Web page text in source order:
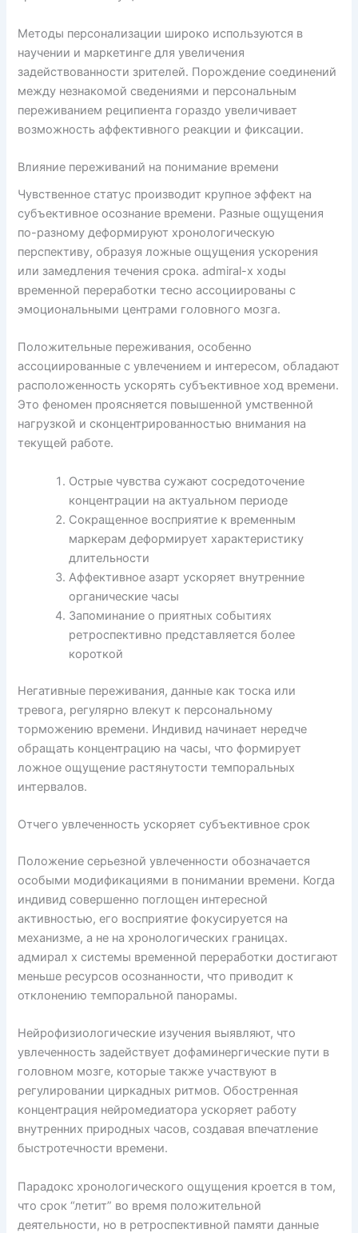
Методы персонализации широко используются в
научении и маркетинге для увеличения
задействованности зрителей. Порождение соединений
между незнакомой сведениями и персональным
переживанием реципиента гораздо увеличивает
возможность аффективного реакции и фиксации.
Влияние переживаний на понимание времени
Чувственное статус производит крупное эффект на
субъективное осознание времени. Разные ощущения
по-разному деформируют хронологическую
перспективу, образуя ложные ощущения ускорения
или замедления течения срока. admiral-x ходы
временной переработки тесно ассоциированы с
эмоциональными центрами головного мозга.
Положительные переживания, особенно
ассоциированные с увлечением и интересом, обладают
расположенность ускорять субъективное ход времени.
Это феномен проясняется повышенной умственной
нагрузкой и сконцентрированностью внимания на
текущей работе.
Острые чувства сужают сосредоточение
концентрации на актуальном периоде
Сокращенное восприятие к временным
маркерам деформирует характеристику
длительности
Аффективное азарт ускоряет внутренние
органические часы
Запоминание о приятных событиях
ретроспективно представляется более
короткой
Негативные переживания, данные как тоска или
тревога, регулярно влекут к персональному
торможению времени. Индивид начинает нередче
обращать концентрацию на часы, что формирует
ложное ощущение растянутости темпоральных
интервалов.
Отчего увлеченность ускоряет субъективное срок
Положение серьезной увлеченности обозначается
особыми модификациями в понимании времени. Когда
индивид совершенно поглощен интересной
активностью, его восприятие фокусируется на
механизме, а не на хронологических границах.
адмирал х системы временной переработки достигают
меньше ресурсов осознанности, что приводит к
отклонению темпоральной панорамы.
Нейрофизиологические изучения выявляют, что
увлеченность задействует дофаминергические пути в
головном мозге, которые также участвуют в
регулировании циркадных ритмов. Обостренная
концентрация нейромедиатора ускоряет работу
внутренних природных часов, создавая впечатление
быстротечности времени.
Парадокс хронологического ощущения кроется в том,
что срок “летит” во время положительной
деятельности, но в ретроспективной памяти данные